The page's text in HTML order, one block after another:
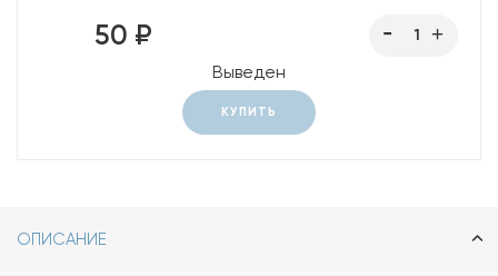
50 ₽
Выведен
КУПИТЬ
ОПИСАНИЕ